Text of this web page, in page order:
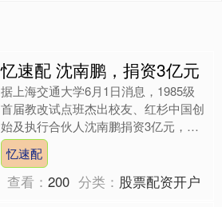
忆速配 沈南鹏，捐资3亿元
据上海交通大学6月1日消息，1985级
首届教改试点班杰出校友、红杉中国创
始及执行合伙人沈南鹏捐资3亿元，设
立“红杉书院建设基金”，助力母校教育
事业发展。 学校将....
忆速配
查看：200 分类： 股票配资开户